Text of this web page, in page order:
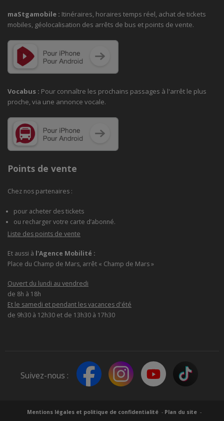
maStgamobile : Itinéraires, horaires temps réel, achat de tickets
mobiles, géolocalisation des arrêts de bus et points de vente.
Vocabus : Pour connaître les prochains passages à l'arrêt le plus
proche, via une annonce vocale.
Points de vente
Chez nos partenaires :
pour acheter des tickets
ou recharger votre carte d’abonné.
Liste des points de vente
Et aussi à l'Agence Mobilité :
Place du Champ de Mars, arrêt « Champ de Mars »
Ouvert du lundi au vendredi
de 8h à 18h
Et le samedi et pendant les vacances d'été
de 9h30 à 12h30 et de 13h30 à 17h30
Suivez-nous :
Mentions légales et politique de confidentialité
Plan du site